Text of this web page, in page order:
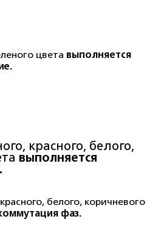
цвета выполняется
красного, белого,
выполняется
белого, коричневого
фаз.